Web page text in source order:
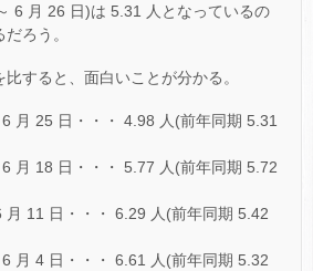
6 月 26 日)は 5.31 人となっているの
ろう。
すると、面白いことが分かる。
月 25 日・・・ 4.98 人(前年同期 5.31
月 18 日・・・ 5.77 人(前年同期 5.72
月 11 日・・・ 6.29 人(前年同期 5.42
月 4 日・・・ 6.61 人(前年同期 5.32